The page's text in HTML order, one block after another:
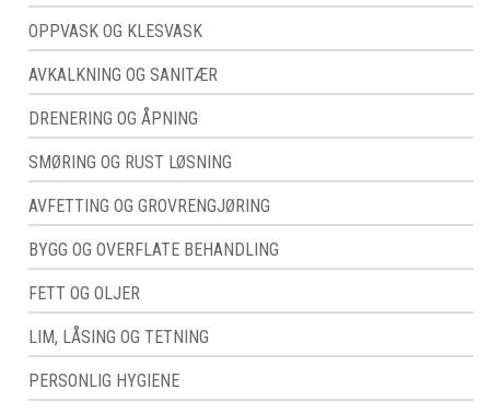
OPPVASK OG KLESVASK
AVKALKNING OG SANITÆR
DRENERING OG ÅPNING
SMØRING OG RUST LØSNING
AVFETTING OG GROVRENGJØRING
BYGG OG OVERFLATE BEHANDLING
FETT OG OLJER
LIM, LÅSING OG TETNING
PERSONLIG HYGIENE